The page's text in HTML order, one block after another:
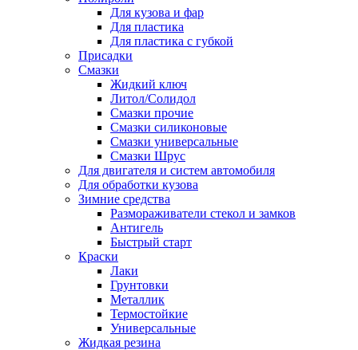
Для кузова и фар
Для пластика
Для пластика с губкой
Присадки
Смазки
Жидкий ключ
Литол/Солидол
Смазки прочие
Смазки силиконовые
Смазки универсальные
Смазки Шрус
Для двигателя и систем автомобиля
Для обработки кузова
Зимние средства
Размораживатели стекол и замков
Антигель
Быстрый старт
Краски
Лаки
Грунтовки
Металлик
Термостойкие
Универсальные
Жидкая резина